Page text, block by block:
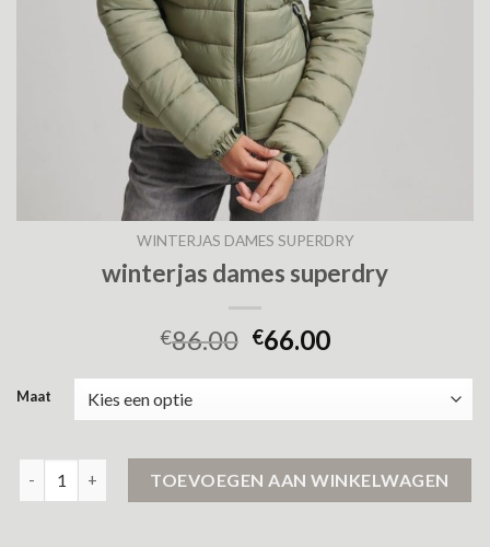
WINTERJAS DAMES SUPERDRY
winterjas dames superdry
€86.00 €66.00
Maat
TOEVOEGEN AAN WINKELWAGEN